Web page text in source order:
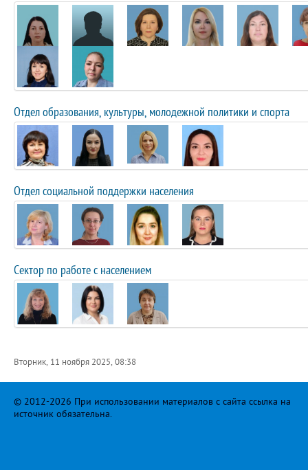
Отдел образования, культуры, молодежной политики и спорта
Отдел социальной поддержки населения
Сектор по работе с населением
Вторник, 11 ноября 2025, 08:38
© 2012-2026 При использовании материалов с сайта ссылка на
источник обязательна.